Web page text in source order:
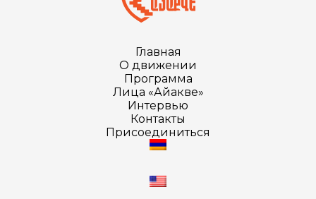
Главная
О движении
Программа
Лица «Айакве»
Интервью
Контакты
Присоединиться